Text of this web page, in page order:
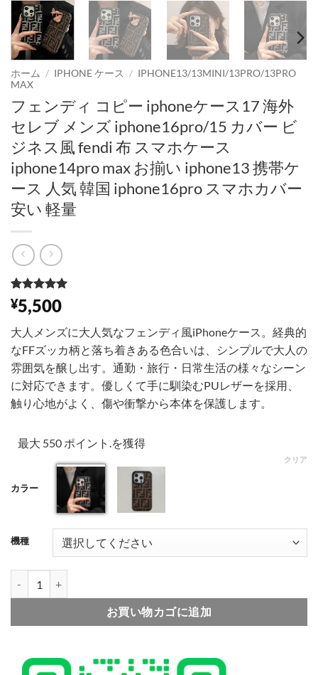
ホーム / IPHONE ケース / IPHONE13/13MINI/13PRO/13PRO
MAX
フェンディ コピー iphoneケース17 海外
セレブ メンズ iphone16pro/15 カバー ビ
ジネス風 fendi 布 スマホケース
iphone14pro max お揃い iphone13 携帯ケ
ース 人気 韓国 iphone16pro スマホカバー
安い 軽量
1
件の利用者
評価に基づ
価のうち、
5点
¥5,500
大人メンズに大人気なフェンディ風iPhoneケース。経典的
なFFズッカ柄と落ち着きある色合いは、シンプルで大人の
雰囲気を醸し出す。通勤・旅行・日常生活の様々なシーン
に対応できます。優しくて手に馴染むPUレザーを採用、
触り心地がよく、傷や衝撃から本体を保護します。
最大 550 ポイント.を獲得
カラー
001 002
機種
クリア
お買い物カゴに追加